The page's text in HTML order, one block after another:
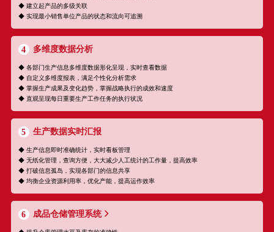
◆ 建立起产品的多级关联
◆ 实现最小销售单位产品的状态和流向可追溯
4 多维度数据分析
◆ 各部门生产信息多维度数据形化呈现，实时查看数据
◆ 自定义多维度报表，满足个性化分析需求
◆ 掌握生产成果及变化趋势，掌握战略执行的成效和速度
◆ 直观呈现每日重要生产工作任务的执行状况
5 生产数据实时汇报
◆ 生产信息即时准确统计，实时看板管理
◆ 无纸化管理，查询方便，大大减少人工统计的工作量，提高效率
◆ 打破信息孤岛，实现各部门的信息共享
◆ 均衡企业资源利用率，优化产能，提高运作效率
6 成品仓储管理系统